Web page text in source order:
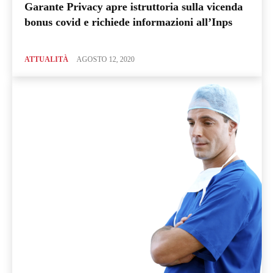
Garante Privacy apre istruttoria sulla vicenda
bonus covid e richiede informazioni all’Inps
ATTUALITÀ AGOSTO 12, 2020